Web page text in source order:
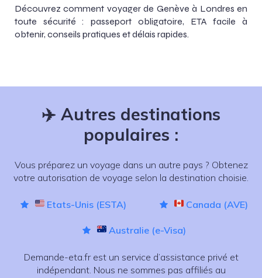
Découvrez comment voyager de Genève à Londres en
toute sécurité : passeport obligatoire, ETA facile à
obtenir, conseils pratiques et délais rapides.
✈️ Autres destinations
populaires :
Vous préparez un voyage dans un autre pays ? Obtenez
votre autorisation de voyage selon la destination choisie.
Etats-Unis (ESTA) Canada (AVE)
Australie (e-Visa)
Demande-eta.fr est un service d’assistance privé et
indépendant. Nous ne sommes pas affiliés au